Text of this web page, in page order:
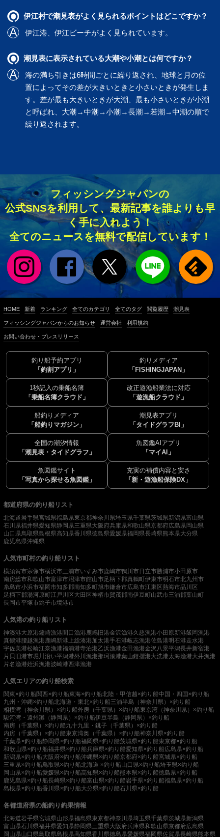
伊江村で潮見表がよく見られるポイントはどこですか？
伊江港
伊江ビーチがよく見られています。
潮見表に表示されている大潮や小潮とは何ですか？
海の満ち引きは6時間ごとに繰り返され、地球と月の位
置によってその差が大きいときと小さいときが発生しま
す。差が最も大きいときが大潮、最も小さいときが小潮
と呼ばれ、大潮→中潮→小潮→長潮→若潮→中潮の順で
繰り返されます。
フィッシングジャパンの
公式SNSを利用して、最新記事を誰よりも早
く手に入れよう！
全てのニュースを無料で配信しています！
HOME 新着 ランキング 全てのカテゴリ 全てのタグ 閲覧履歴 潮見表
フィッシングジャパンからのお知らせ 運営会社 利用規約
お問い合わせ・プレスリリース
釣り船予約アプリ
「釣割アプリ」
釣りメディア
「FISHINGJAPAN」
1秒記入の乗船名簿
「乗船名簿クラウド」
改正遊漁船業法に対応
「遊漁船クラウド」
船釣りメディア
「船釣りマガジン」
潮見表アプリ
「タイドグラフBI」
全国の潮汐情報
「潮見表・タイドグラフ」
魚図鑑AIアプリ
「マイAI」
魚図鑑サイト
「写真から探せる魚図鑑」
充実の補償内容と安さ
「新・遊漁船保険DX」
都道府県の釣り船リスト
北海道岩手県宮城県福島県東京都神奈川県埼玉県千葉県茨城県新潟県富山県
石川県福井県愛知県静岡県三重県大阪府兵庫県和歌山県京都府広島県岡山県
山口県鳥取県島根県高知県香川県徳島県愛媛県福岡県長崎県熊本県大分県
鹿児島県沖縄県
人気市町村の釣り船リスト
横須賀市宗像市横浜市三浦市いすみ市鹿嶋市鴨川市 日立市勝浦市小田原市
南房総市和歌山市富津市沼津市館山市足柄下郡真鶴町伊東市明石市北九州市
糸島市小浜市福岡市知多郡南知多町旭市鎌倉市広島市江東区熱海市品川区
足柄下郡湯河原町江戸川区 大田区神栖市賀茂郡南伊豆町山武市三浦郡葉山町
長岡市平塚市銚子市境港市
人気港の釣り船リスト
神湊港大原港鐘崎漁港 間口漁港鹿嶋旧港金沢漁港久慈漁港小田原新港飯岡漁港
真鶴港 腰越漁港鹿嶋新港 上総湊港加太港手石港岐志漁港佐島港明石港走水港
宇佐美港松輪江奈漁港福浦港寺泊港乙浜漁港金田漁港金沢八景平潟長井新宿港
片貝旧港市堀川沿い平潟港外川漁港那珂湊港葉山鐙摺港大洗港太海漁港大井漁港
片名漁港姪浜漁港波崎港西津漁港
人気エリアの釣り船検索
関東×釣り船関西×釣り船東海×釣り船北陸・甲信越×釣り船中国・四国×釣り船
九州・沖縄×釣り船北海道・東北×釣り船三浦半島（神奈川県）×釣り船
相模湾（神奈川県）×釣り船外房（千葉県）×釣り船東京湾（神奈川県）×釣り船
駿河湾・遠州灘（静岡県）×釣り船伊豆半島（静岡県）×釣り船
南房（千葉県）×釣り船九十九里・銚子（千葉県）×釣り船
内房（千葉県）×釣り船東京湾奥（千葉県）×釣り船神奈川県×釣り船
千葉県×釣り船静岡県×釣り船福岡県×釣り船茨城県×釣り船東京都×釣り船
和歌山県×釣り船福井県×釣り船兵庫県×釣り船愛知県×釣り船広島県×釣り船
新潟県×釣り船大阪府×釣り船沖縄県×釣り船京都府×釣り船宮城県×釣り船
三重県×釣り船鳥取県×釣り船北海道 ×釣り船山口県×釣り船埼玉県×釣り船
岡山県×釣り船愛媛県×釣り船高知県×釣り船熊本県×釣り船徳島県×釣り船
鹿児島県×釣り船長崎県×釣り船富山県×釣り船岩手県×釣り船福島県×釣り船
島根県×釣り船香川県×釣り船大分県×釣り船石川県×釣り船
各都道府県の船釣り釣果情報
北海道岩手県宮城県山形県福島県東京都神奈川県埼玉県千葉県茨城県新潟県
富山県石川県福井県愛知県静岡県三重県大阪府兵庫県和歌山県京都府広島県
岡山県山口県鳥取県島根県高知県香川県徳島県愛媛県福岡県佐賀県長崎県熊本県